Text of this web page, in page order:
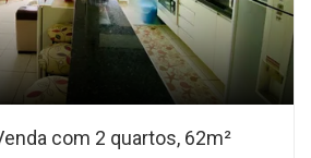
com 2 quartos, 62m²